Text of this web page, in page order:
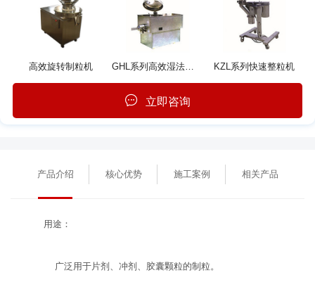
高效旋转制粒机 KZL系列快速整粒机
立即咨询
产品介绍 核心优势 施工案例 相关产品
用途：
广泛用于片剂、冲剂、胶囊颗粒的制粒。